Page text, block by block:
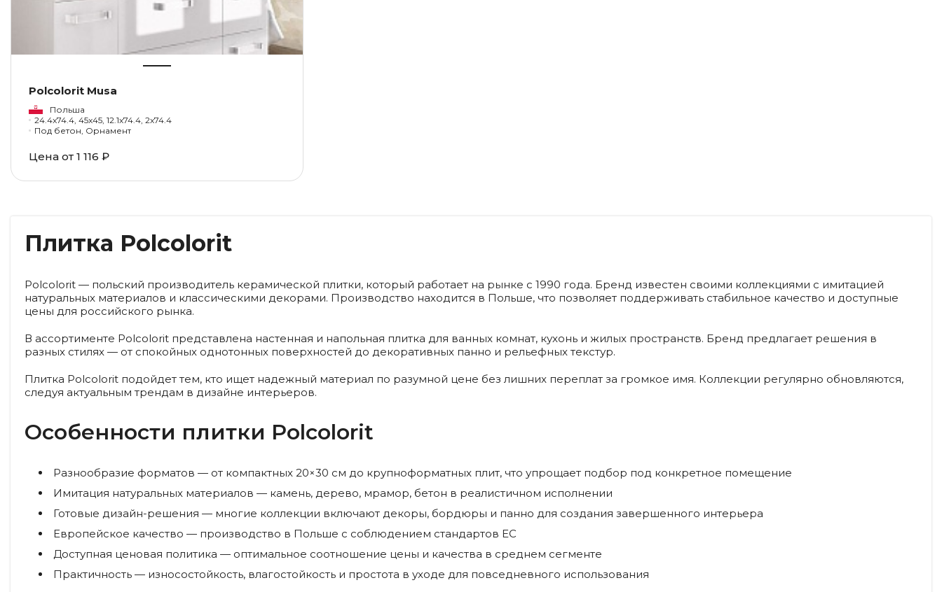
Polcolorit Musa
Польша
24.4x74.4, 45x45, 12.1x74.4, 2x74.4
Под бетон, Орнамент
Цена от 1 116 ₽
Плитка Polcolorit
Polcolorit — польский производитель керамической плитки, который работает на рынке с 1990 года. Бренд известен своими коллекциями с имитацией
натуральных материалов и классическими декорами. Производство находится в Польше, что позволяет поддерживать стабильное качество и доступные
цены для российского рынка.
В ассортименте Polcolorit представлена настенная и напольная плитка для ванных комнат, кухонь и жилых пространств. Бренд предлагает решения в
разных стилях — от спокойных однотонных поверхностей до декоративных панно и рельефных текстур.
Плитка Polcolorit подойдет тем, кто ищет надежный материал по разумной цене без лишних переплат за громкое имя. Коллекции регулярно обновляются,
следуя актуальным трендам в дизайне интерьеров.
Особенности плитки Polcolorit
Разнообразие форматов — от компактных 20×30 см до крупноформатных плит, что упрощает подбор под конкретное помещение
Имитация натуральных материалов — камень, дерево, мрамор, бетон в реалистичном исполнении
Готовые дизайн-решения — многие коллекции включают декоры, бордюры и панно для создания завершенного интерьера
Европейское качество — производство в Польше с соблюдением стандартов ЕС
Доступная ценовая политика — оптимальное соотношение цены и качества в среднем сегменте
Практичность — износостойкость, влагостойкость и простота в уходе для повседневного использования